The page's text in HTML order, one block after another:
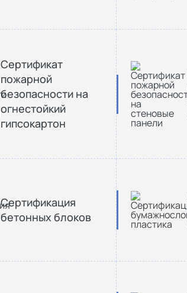
Сертификат
пожарной
безопасности на
огнестойкий
гипсокартон
Сертификация
бетонных блоков